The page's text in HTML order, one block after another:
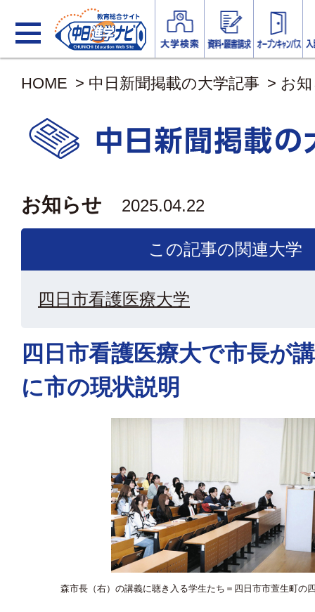
HOME > 中日新聞掲載の大学記事 > お
お知らせ 2025.04.22
この記事の関連大学
四日市看護医療大学
四日市看護医療大で市長が
に市の現状説明
森市長（右）の講義に聴き入る学生たち＝四日市市萱生町の